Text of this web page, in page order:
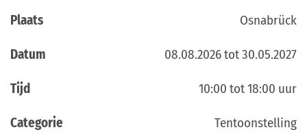
Plaats Osnabrück
Datum 08.08.2026 tot 30.05.2027
Tijd 10:00 tot 18:00 uur
Categorie Tentoonstelling